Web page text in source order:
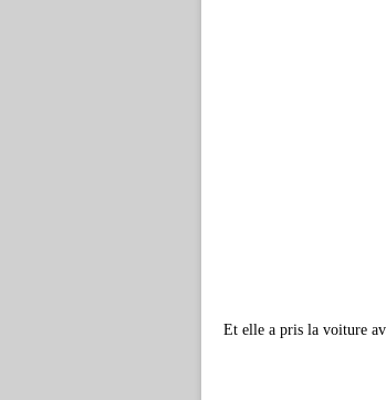
Et elle a pris la voiture